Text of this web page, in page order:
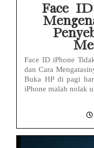
Face
Face ID iPhone
dan Cara
Buka HP di pagi
iPhone malah nolak